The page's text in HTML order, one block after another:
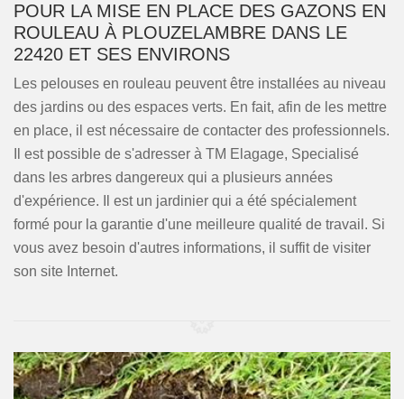
POUR LA MISE EN PLACE DES GAZONS EN
ROULEAU À PLOUZELAMBRE DANS LE
22420 ET SES ENVIRONS
Les pelouses en rouleau peuvent être installées au niveau
des jardins ou des espaces verts. En fait, afin de les mettre
en place, il est nécessaire de contacter des professionnels.
Il est possible de s'adresser à TM Elagage, Specialisé
dans les arbres dangereux qui a plusieurs années
d'expérience. Il est un jardinier qui a été spécialement
formé pour la garantie d'une meilleure qualité de travail. Si
vous avez besoin d'autres informations, il suffit de visiter
son site Internet.